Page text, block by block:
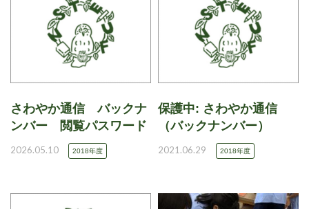
さわやか通信 バックナ
ンバー 閲覧パスワード
2026.05.10 2018年度
保護中: さわやか通信
（バックナンバー）
2021.06.29 2018年度